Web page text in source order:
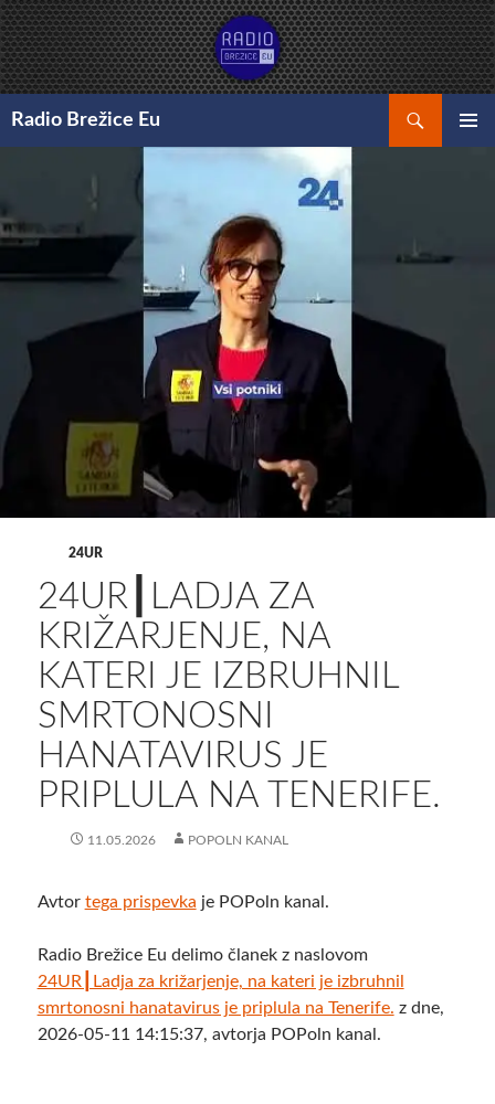
Preskoči
na
vsebino
Radio Brežice Eu
24UR
24UR┃LADJA ZA
KRIŽARJENJE, NA
KATERI JE IZBRUHNIL
SMRTONOSNI
HANATAVIRUS JE
PRIPLULA NA TENERIFE.
11.05.2026 POPOLN KANAL
Avtor tega prispevka je POPoln kanal.
Radio Brežice Eu delimo članek z naslovom
24UR┃Ladja za križarjenje, na kateri je izbruhnil
smrtonosni hanatavirus je priplula na Tenerife. z dne,
2026-05-11 14:15:37, avtorja POPoln kanal.